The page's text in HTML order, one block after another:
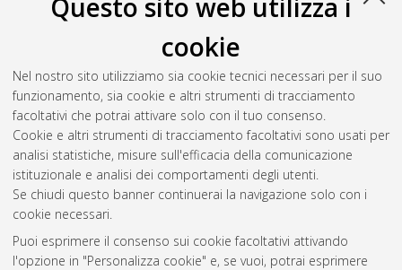
Questo sito web utilizza i
cookie
Nel nostro sito utilizziamo sia cookie tecnici necessari per il suo
funzionamento, sia cookie e altri strumenti di tracciamento
facoltativi che potrai attivare solo con il tuo consenso.
Cookie e altri strumenti di tracciamento facoltativi sono usati per
analisi statistiche, misure sull'efficacia della comunicazione
istituzionale e analisi dei comportamenti degli utenti.
Se chiudi questo banner continuerai la navigazione solo con i
cookie necessari.
Puoi esprimere il consenso sui cookie facoltativi attivando
l'opzione in "Personalizza cookie" e, se vuoi, potrai esprimere
Download (36MB)
Abstract
Altri metadati
Gestione del documento:
Atom
Rss 1.0